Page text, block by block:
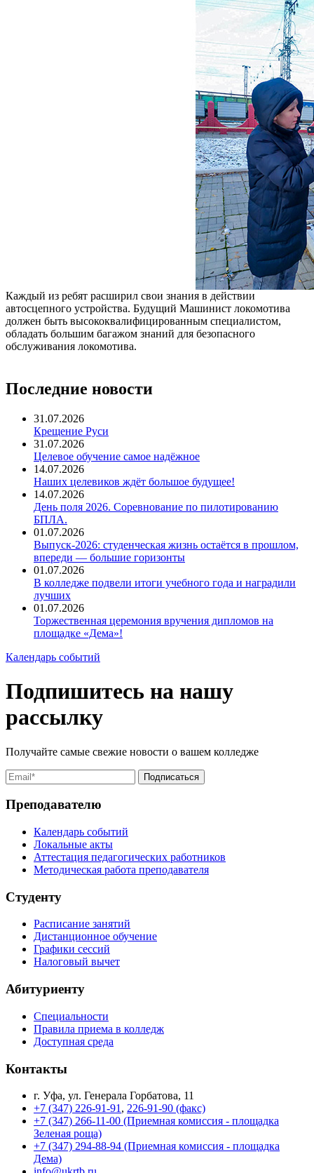
Каждый из ребят расширил свои знания в действии
автосцепного устройства. Будущий Машинист локомотива
должен быть высококвалифицированным специалистом,
обладать большим багажом знаний для безопасного
обслуживания локомотива.
Последние новости
31.07.2026
Крещение Руси
31.07.2026
Целевое обучение самое надёжное
14.07.2026
Наших целевиков ждёт большое будущее!
14.07.2026
День поля 2026. Соревнование по пилотированию
БПЛА.
01.07.2026
Выпуск-2026: студенческая жизнь остаётся в прошлом,
впереди — большие горизонты
01.07.2026
В колледже подвели итоги учебного года и наградили
лучших
01.07.2026
Торжественная церемония вручения дипломов на
площадке «Дема»!
Календарь событий
Подпишитесь на нашу
рассылку
Получайте самые свежие новости о вашем колледже
Преподавателю
Календарь событий
Локальные акты
Аттестация педагогических работников
Методическая работа преподавателя
Студенту
Расписание занятий
Дистанционное обучение
Графики сессий
Налоговый вычет
Абитуриенту
Специальности
Правила приема в колледж
Доступная среда
Контакты
г. Уфа, ул. Генерала Горбатова, 11
+7 (347) 226-91-91 , 226-91-90 (факс)
+7 (347) 266-11-00 (Приемная комиссия - площадка
Зеленая роща)
+7 (347) 294-88-94 (Приемная комиссия - площадка
Дема)